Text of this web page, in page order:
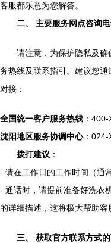
客服都乐意为您解答。
二、 主要服务网点咨询电
请注意，为保护隐私及
务热线及联系指引。建议您
对接：
全国统一客户服务热线 ：
沈阳地区服务协调中心：024-
拨打建议 ：
- 请在工作日的工作时间（通
- 通话时，请提前准备好洗衣
的详细描述，这将极大帮助客
三、 获取官方联系方式